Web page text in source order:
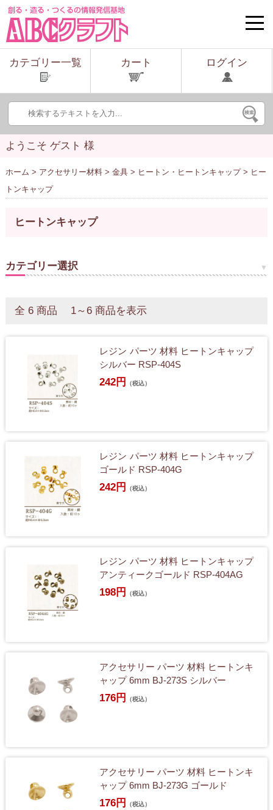
toggle
カテゴリー一覧
カート ログイン
ようこそ ゲスト 様
ホーム > アクセサリー材料> 金具> ヒートン・ヒートンキャップ> ヒー
トンキャップ
ヒートンキャップ
カテゴリー選択
全 6 商品 1～6 商品を表示
レジン パーツ 材料 ヒートンキャップ
シルバー RSP-404S
242円 （税込）
レジン パーツ 材料 ヒートンキャップ
ゴールド RSP-404G
242円 （税込）
レジン パーツ 材料 ヒートンキャップ
アンティークゴールド RSP-404AG
198円 （税込）
アクセサリー パーツ 材料 ヒートンキ
ャップ 6mm BJ-273S シルバー
176円 （税込）
アクセサリー パーツ 材料 ヒートンキ
ャップ 6mm BJ-273G ゴールド
176円 （税込）